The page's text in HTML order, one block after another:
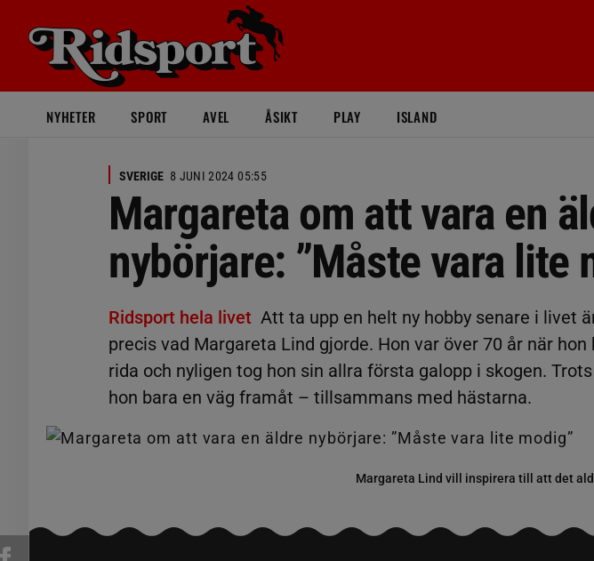
NYHETER SPORT AVEL ÅSIKT PLAY ISLAND
SVERIGE 8 JUNI 2024 05:55
Margareta om att vara en
nybörjare: ”Måste vara lite
Ridsport hela livet Att ta upp en helt ny hobby senare i livet
precis vad Margareta Lind gjorde. Hon var över 70 år när
rida och nyligen tog hon sin allra första galopp i skogen.
hon bara en väg framåt – tillsammans med hästarna.
Margareta Lind vill inspirera till att det